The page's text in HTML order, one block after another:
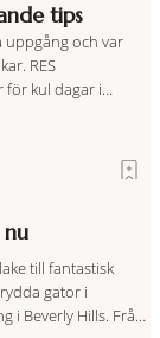
tips
uppgång och var
RES
för kul dagar i
till fantastisk
gator i
i Beverly Hills. Från